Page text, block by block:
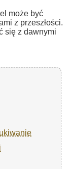
może być
z przeszłości.
się z dawnymi